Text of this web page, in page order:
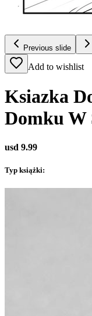
Previous slide
Add to wishlist
Ksiazka
Domku
usd 9.99
Typ książki: